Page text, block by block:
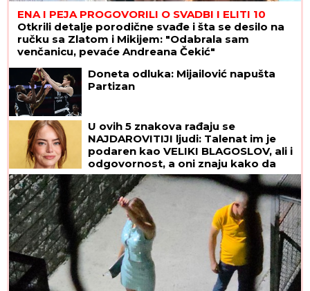
ENA I PEJA PROGOVORILI O SVADBI I ELITI 10
Otkrili detalje porodične svađe i šta se desilo na
ručku sa Zlatom i Mikijem: "Odabrala sam
venčanicu, pevaće Andreana Čekić"
Doneta odluka: Mijailović napušta
Partizan
U ovih 5 znakova rađaju se
NAJDAROVITIJI ljudi: Talenat im je
podaren kao VELIKI BLAGOSLOV, ali i
odgovornost, a oni znaju kako da
iskoriste SJAJNE PREDISPOZICIJE